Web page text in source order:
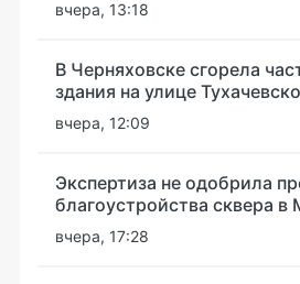
вчера, 13:18
В Черняховске сгорела
здания на улице
вчера, 12:09
Экспертиза не одобрила
благоустройства сквера в
вчера, 17:28